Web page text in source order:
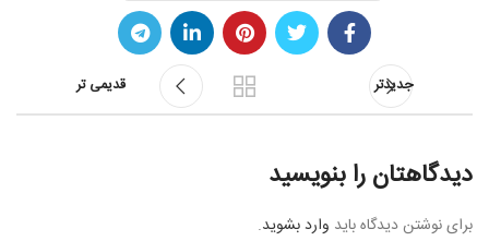
جدیدتر قدیمی تر
دیدگاهتان را بنویسید
برای نوشتن دیدگاه باید وارد بشوید.